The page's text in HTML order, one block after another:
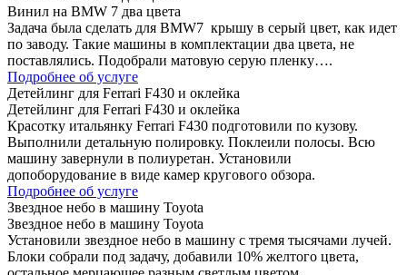
Винил на BMW 7 два цвета
Задача была сделать для BMW7 крышу в серый цвет, как идет
по заводу. Такие машины в комплектации два цвета, не
поставлялись. Подобрали матовую серую пленку….
Подробнее об услуге
Детейлинг для Ferrari F430 и оклейка
Детейлинг для Ferrari F430 и оклейка
Красотку итальянку Ferrari F430 подготовили по кузову.
Выполнили детальную полировку. Поклеили полосы. Всю
машину завернули в полиуретан. Установили
допоборудование в виде камер кругового обзора.
Подробнее об услуге
Звездное небо в машину Toyota
Звездное небо в машину Toyota
Установили звездное небо в машину с тремя тысячами лучей.
Блоки собрали под задачу, добавили 10% желтого цвета,